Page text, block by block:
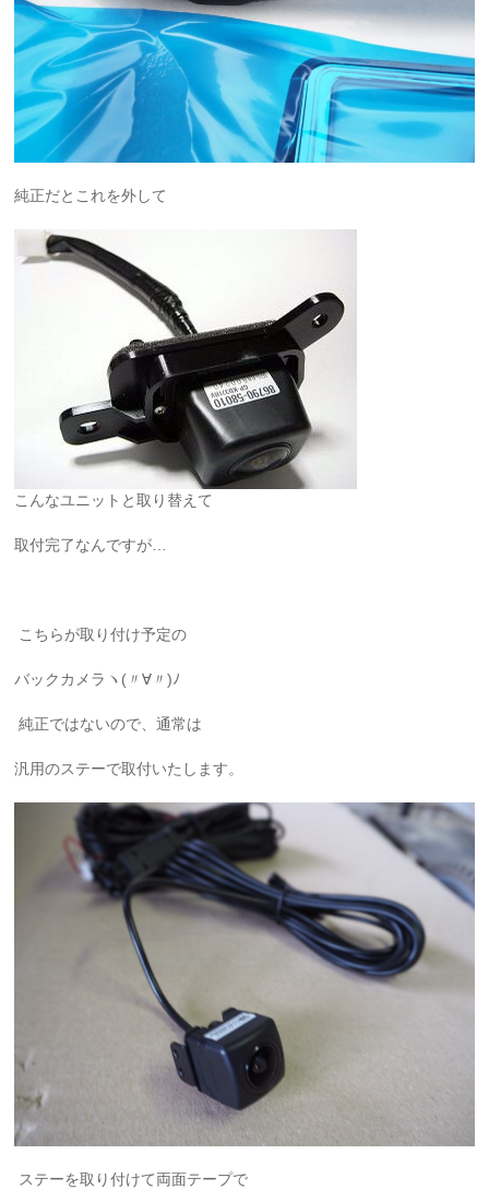
純正だとこれを外して
こんなユニットと取り替えて
取付完了なんですが…
こちらが取り付け予定の
バックカメラヽ(〃∀〃)ﾉ
純正ではないので、通常は
汎用のステーで取付いたします。
ステーを取り付けて両面テープで